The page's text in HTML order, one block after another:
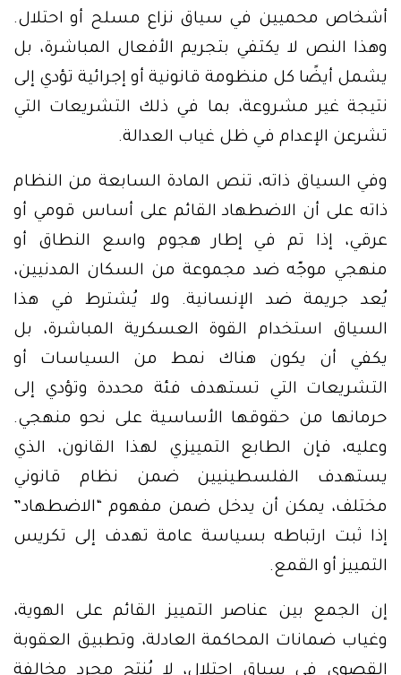
أشخاص محميين في سياق نزاع مسلح أو احتلال.
وهذا النص لا يكتفي بتجريم الأفعال المباشرة، بل
يشمل أيضًا كل منظومة قانونية أو إجرائية تؤدي إلى
نتيجة غير مشروعة، بما في ذلك التشريعات التي
تشرعن الإعدام في ظل غياب العدالة.
وفي السياق ذاته، تنص المادة السابعة من النظام
ذاته على أن الاضطهاد القائم على أساس قومي أو
عرقي، إذا تم في إطار هجوم واسع النطاق أو
منهجي موجّه ضد مجموعة من السكان المدنيين،
يُعد جريمة ضد الإنسانية. ولا يُشترط في هذا
السياق استخدام القوة العسكرية المباشرة، بل
يكفي أن يكون هناك نمط من السياسات أو
التشريعات التي تستهدف فئة محددة وتؤدي إلى
حرمانها من حقوقها الأساسية على نحو منهجي.
وعليه، فإن الطابع التمييزي لهذا القانون، الذي
يستهدف الفلسطينيين ضمن نظام قانوني
مختلف، يمكن أن يدخل ضمن مفهوم “الاضطهاد”
إذا ثبت ارتباطه بسياسة عامة تهدف إلى تكريس
التمييز أو القمع.
إن الجمع بين عناصر التمييز القائم على الهوية،
وغياب ضمانات المحاكمة العادلة، وتطبيق العقوبة
القصوى في سياق احتلال، لا يُنتج مجرد مخالفة